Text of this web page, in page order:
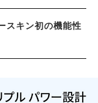
スキン初の機能性